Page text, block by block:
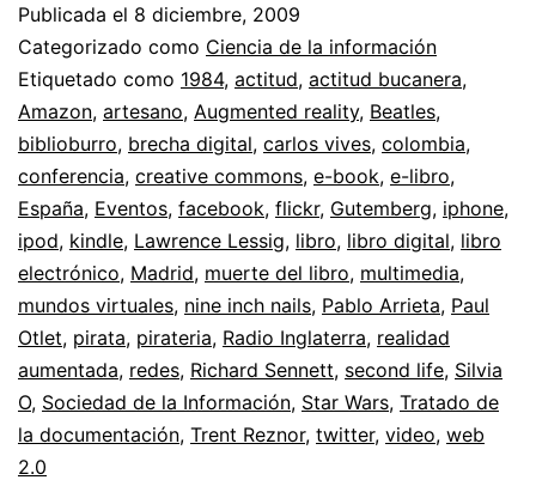
el
Caribe
//
Sobre
e-
books,
mundos
virtuales
y
realidad
aumentada
Publicada el 8 diciembre, 2009
Categorizado como Ciencia de la información
Etiquetado como 1984, actitud, actitud bucanera,
Amazon, artesano, Augmented reality, Beatles,
biblioburro, brecha digital, carlos vives, colombia,
conferencia, creative commons, e-book, e-libro,
España, Eventos, facebook, flickr, Gutemberg, iphone,
ipod, kindle, Lawrence Lessig, libro, libro digital, libro
electrónico, Madrid, muerte del libro, multimedia,
mundos virtuales, nine inch nails, Pablo Arrieta, Paul
Otlet, pirata, pirateria, Radio Inglaterra, realidad
aumentada, redes, Richard Sennett, second life, Silvia
O, Sociedad de la Información, Star Wars, Tratado de
la documentación, Trent Reznor, twitter, video, web
2.0